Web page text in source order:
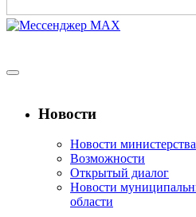
Новости
Новости министерства
Возможности
Открытый диалог
Новости
области